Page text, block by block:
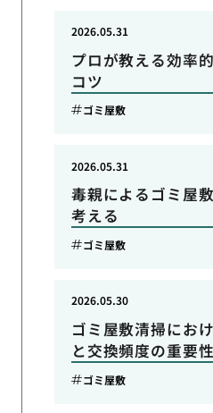
プロが教える効率
コツ
2026.05.31
ゴミ屋敷
毒親によるゴミ屋
考える
2026.05.31
ゴミ屋敷
ゴミ屋敷清掃にお
と交換頻度の重要
2026.05.30
ゴミ屋敷